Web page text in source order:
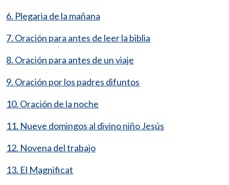
6. Plegaria de la mañana
7. Oración para antes de leer la biblia
8. Oración para antes de un viaje
9. Oración por los padres difuntos
10. Oración de la noche
11. Nueve domingos al divino niño Jesús
12. Novena del trabajo
13. El Magnificat